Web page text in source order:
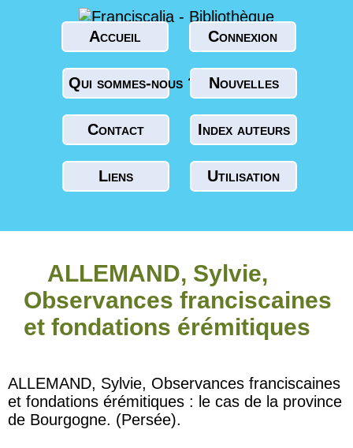
Accueil Connexion
Qui sommes-nous ? Nouvelles
Contact Index auteurs
Liens Utilisation
ALLEMAND, Sylvie,
Observances franciscaines
et fondations érémitiques
ALLEMAND, Sylvie, Observances franciscaines
et fondations érémitiques : le cas de la province
de Bourgogne. (Persée).